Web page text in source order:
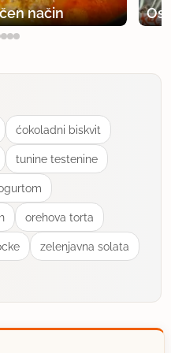
način
ćokoladni biskvit
tunine testenine
orehova torta
zelenjavna solata